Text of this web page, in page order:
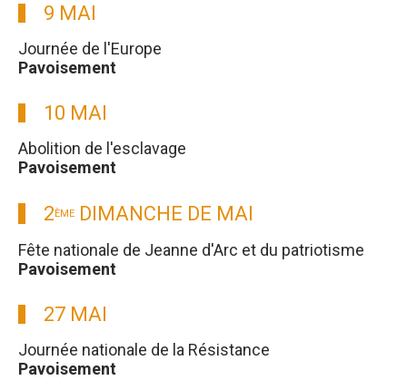
9 MAI
Journée de l'Europe
Pavoisement
10 MAI
Abolition de l'esclavage
Pavoisement
2ÈME DIMANCHE DE MAI
Fête nationale de Jeanne d'Arc et du patriotisme
Pavoisement
27 MAI
Journée nationale de la Résistance
Pavoisement